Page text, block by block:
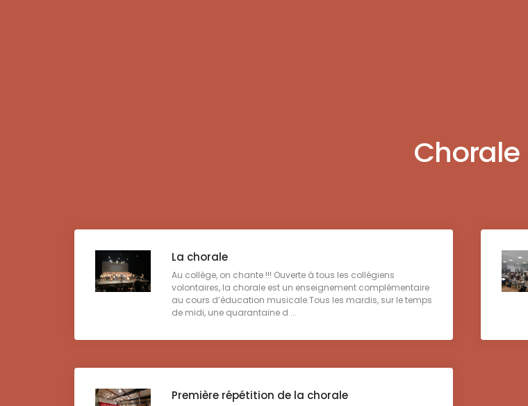
Chorale
La chorale
Au collège, on chante !!! Ouverte à tous les collégiens
volontaires, la chorale est un enseignement complémentaire
au cours d’éducation musicale.Tous les mardis, sur le temps
de midi, une quarantaine d ...
Première répétition de la chorale